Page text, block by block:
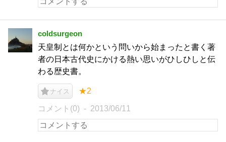
coldsurgeon
天皇制とは何かという問いから始まったと書く著
者の日本古代史にかける熱い思いがひしひしと伝
わる歴史書。
ナイス ★2
コメント(0) 2013/06/11